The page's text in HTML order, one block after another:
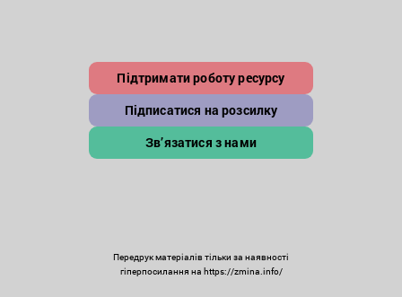
Підтримати роботу ресурсу
Підписатися на розсилку
Зв’язатися з нами
Передрук матеріалів тільки за наявності
гіперпосилання на https://zmina.info/